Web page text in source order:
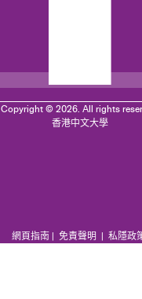
Copyright © 2026. All rights
香港中文大學
網頁指南 | 免責聲明 | 私隱政